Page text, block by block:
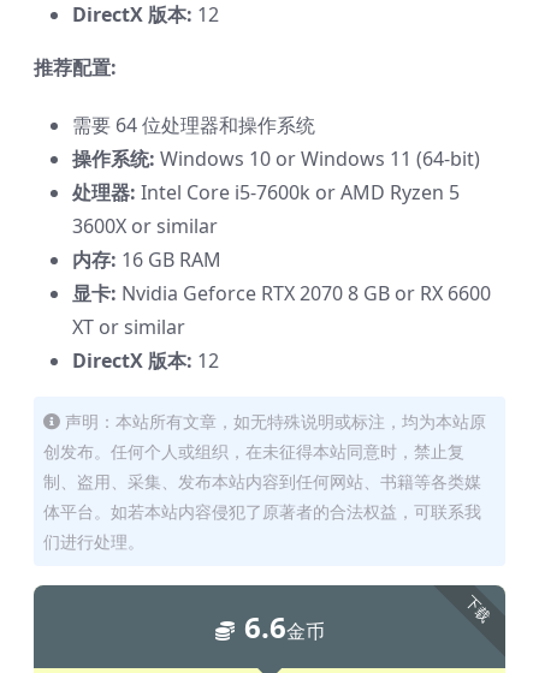
DirectX 版本: 12
推荐配置:
需要 64 位处理器和操作系统
操作系统: Windows 10 or Windows 11 (64-bit)
处理器: Intel Core i5-7600k or AMD Ryzen 5
3600X or similar
内存: 16 GB RAM
显卡: Nvidia Geforce RTX 2070 8 GB or RX 6600
XT or similar
DirectX 版本: 12
声明：本站所有文章，如无特殊说明或标注，均为本站原
创发布。任何个人或组织，在未征得本站同意时，禁止复
制、盗用、采集、发布本站内容到任何网站、书籍等各类媒
体平台。如若本站内容侵犯了原著者的合法权益，可联系我
们进行处理。
下载
6.6金币